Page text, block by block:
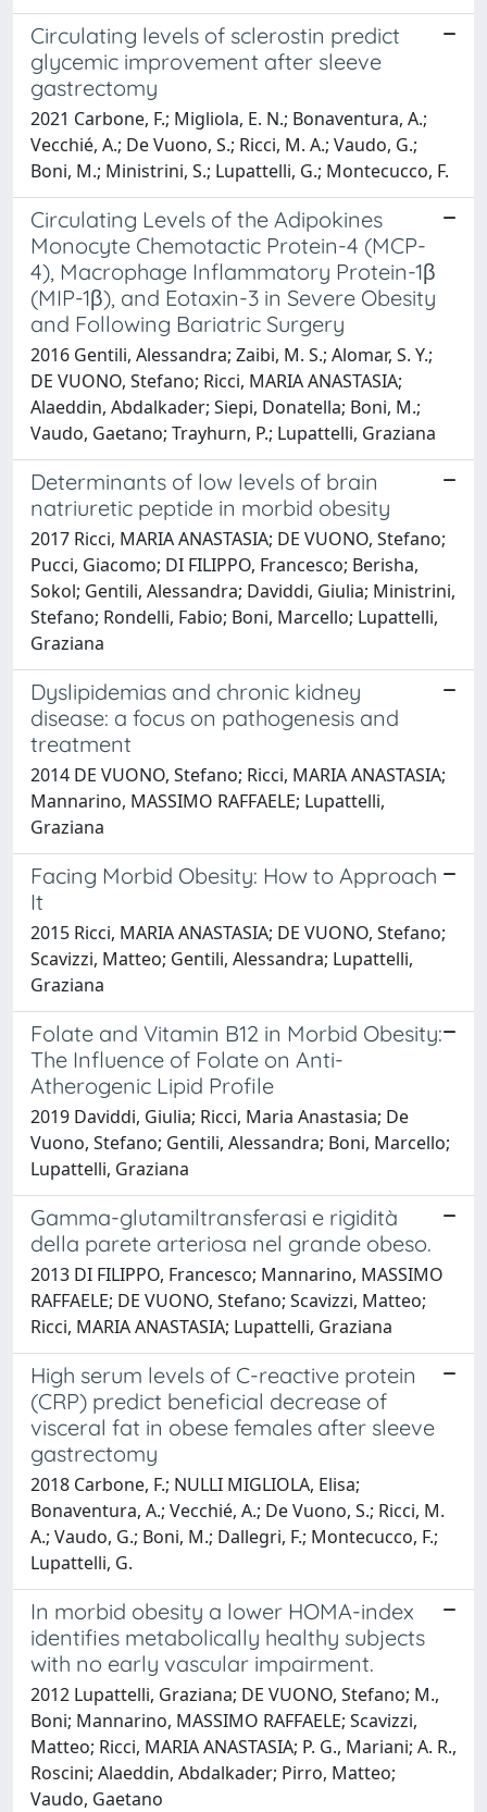
Circulating levels of sclerostin predict
glycemic improvement after sleeve
gastrectomy
2021 Carbone, F.; Migliola, E. N.; Bonaventura, A.;
Vecchié, A.; De Vuono, S.; Ricci, M. A.; Vaudo, G.;
Boni, M.; Ministrini, S.; Lupattelli, G.; Montecucco, F.
Circulating Levels of the Adipokines
Monocyte Chemotactic Protein-4 (MCP-
4), Macrophage Inflammatory Protein-1β
(MIP-1β), and Eotaxin-3 in Severe Obesity
and Following Bariatric Surgery
2016 Gentili, Alessandra; Zaibi, M. S.; Alomar, S. Y.;
DE VUONO, Stefano; Ricci, MARIA ANASTASIA;
Alaeddin, Abdalkader; Siepi, Donatella; Boni, M.;
Vaudo, Gaetano; Trayhurn, P.; Lupattelli, Graziana
Determinants of low levels of brain
natriuretic peptide in morbid obesity
2017 Ricci, MARIA ANASTASIA; DE VUONO, Stefano;
Pucci, Giacomo; DI FILIPPO, Francesco; Berisha,
Sokol; Gentili, Alessandra; Daviddi, Giulia; Ministrini,
Stefano; Rondelli, Fabio; Boni, Marcello; Lupattelli,
Graziana
Dyslipidemias and chronic kidney
disease: a focus on pathogenesis and
treatment
2014 DE VUONO, Stefano; Ricci, MARIA ANASTASIA;
Mannarino, MASSIMO RAFFAELE; Lupattelli,
Graziana
Facing Morbid Obesity: How to Approach
It
2015 Ricci, MARIA ANASTASIA; DE VUONO, Stefano;
Scavizzi, Matteo; Gentili, Alessandra; Lupattelli,
Graziana
Folate and Vitamin B12 in Morbid Obesity:
The Influence of Folate on Anti-
Atherogenic Lipid Profile
2019 Daviddi, Giulia; Ricci, Maria Anastasia; De
Vuono, Stefano; Gentili, Alessandra; Boni, Marcello;
Lupattelli, Graziana
Gamma-glutamiltransferasi e rigidità
della parete arteriosa nel grande obeso.
2013 DI FILIPPO, Francesco; Mannarino, MASSIMO
RAFFAELE; DE VUONO, Stefano; Scavizzi, Matteo;
Ricci, MARIA ANASTASIA; Lupattelli, Graziana
High serum levels of C-reactive protein
(CRP) predict beneficial decrease of
visceral fat in obese females after sleeve
gastrectomy
2018 Carbone, F.; NULLI MIGLIOLA, Elisa;
Bonaventura, A.; Vecchié, A.; De Vuono, S.; Ricci, M.
A.; Vaudo, G.; Boni, M.; Dallegri, F.; Montecucco, F.;
Lupattelli, G.
In morbid obesity a lower HOMA-index
identifies metabolically healthy subjects
with no early vascular impairment.
2012 Lupattelli, Graziana; DE VUONO, Stefano; M.,
Boni; Mannarino, MASSIMO RAFFAELE; Scavizzi,
Matteo; Ricci, MARIA ANASTASIA; P. G., Mariani; A. R.,
Roscini; Alaeddin, Abdalkader; Pirro, Matteo;
Vaudo, Gaetano